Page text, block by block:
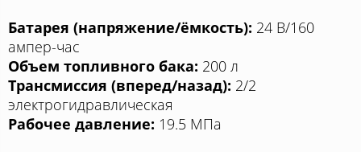
Батарея (напряжение/ёмкость): 24 В/160
ампер-час
Объем топливного бака: 200 л
Трансмиссия (вперед/назад): 2/2
электрогидравлическая
Рабочее давление: 19.5 МПа